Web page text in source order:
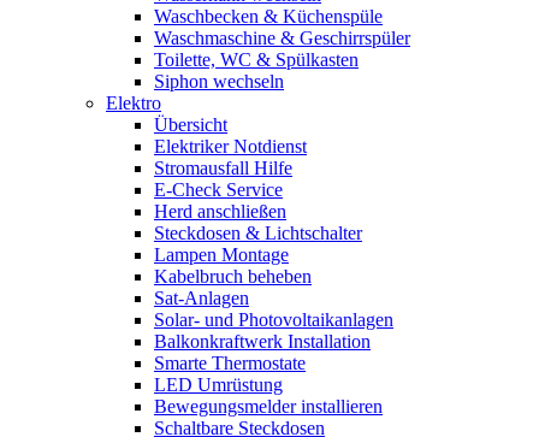
Waschbecken & Küchenspüle
Waschmaschine & Geschirrspüler
Toilette, WC & Spülkasten
Siphon wechseln
Elektro
Übersicht
Elektriker Notdienst
Stromausfall Hilfe
E-Check Service
Herd anschließen
Steckdosen & Lichtschalter
Lampen Montage
Kabelbruch beheben
Sat-Anlagen
Solar- und Photovoltaikanlagen
Balkonkraftwerk Installation
Smarte Thermostate
LED Umrüstung
Bewegungsmelder installieren
Schaltbare Steckdosen